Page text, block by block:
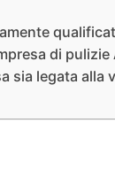
di
sia legata alla